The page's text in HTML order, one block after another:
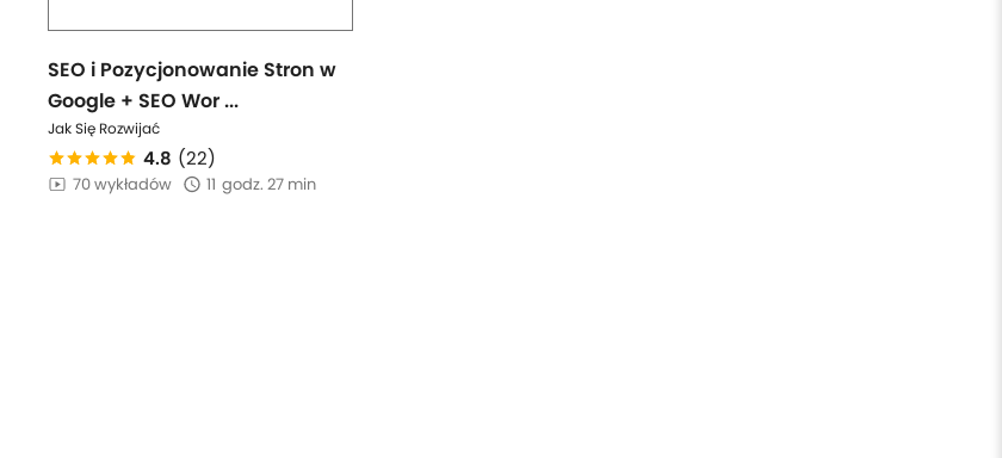
SEO i Pozycjonowanie Stron w
Google + SEO Wor ...
Jak Się Rozwijać
4.8 (22)
70 wykładów 11 godz. 27 min